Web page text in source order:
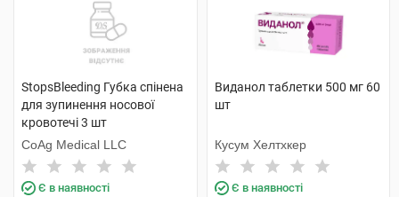
StopsBleeding Губка спінена
для зупинення носової
кровотечі 3 шт
CoAg Medical LLC
Є в наявності
Виданол таблетки 500 мг 60
шт
Кусум Хелтхкер
Є в наявності